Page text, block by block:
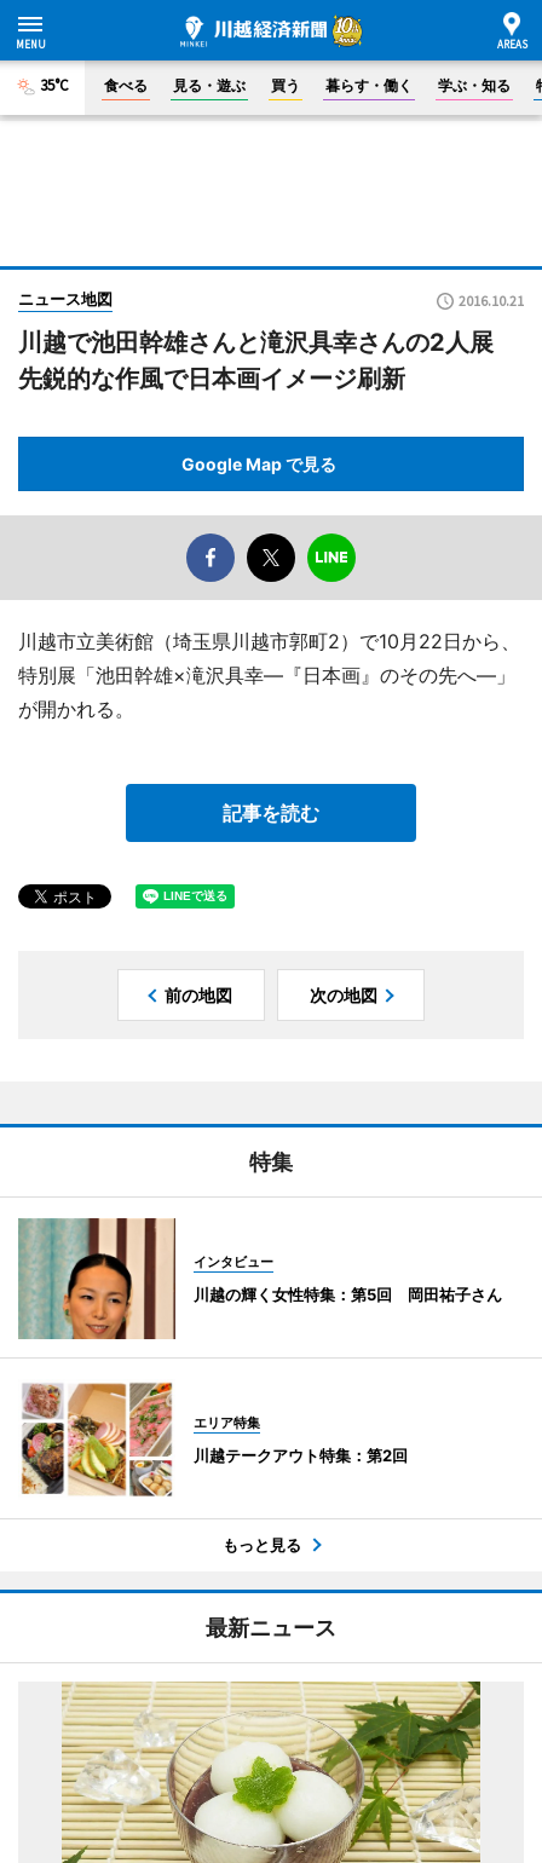
35°C 食べる 見る・遊ぶ 買う 暮らす・働く 学ぶ・知る
ニュース地図 2016.10.21
川越で池田幹雄さんと滝沢具幸さんの2人展
先鋭的な作風で日本画イメージ刷新
Google Map で見る
川越市立美術館（埼玉県川越市郭町2）で10月22日から、
特別展「池田幹雄×滝沢具幸―『日本画』のその先へ―」
が開かれる。
記事を読む
前の地図 次の地図
特集
インタビュー
川越の輝く女性特集：第5回 岡田祐子さん
エリア特集
川越テークアウト特集：第2回
もっと見る
最新ニュース